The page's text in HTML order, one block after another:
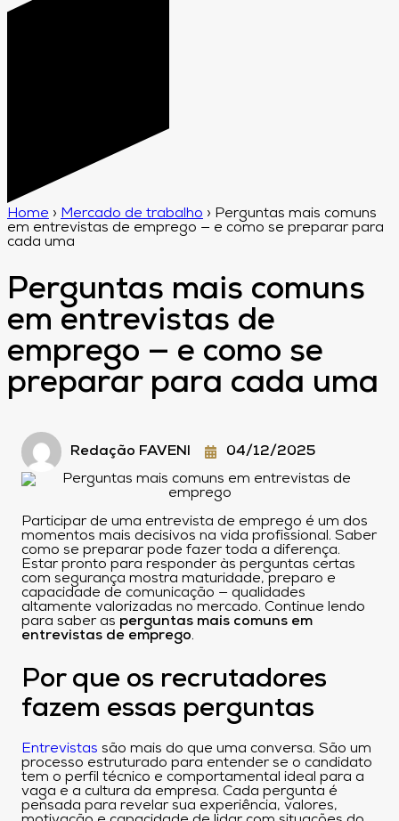
Home › Mercado de trabalho › Perguntas mais comuns
em entrevistas de emprego — e como se preparar para
cada uma
Perguntas mais comuns
em entrevistas de
emprego — e como se
preparar para cada uma
Redação FAVENI 04/12/2025
Participar de uma entrevista de emprego é um dos
momentos mais decisivos na vida profissional. Saber
como se preparar pode fazer toda a diferença.
Estar pronto para responder às perguntas certas
com segurança mostra maturidade, preparo e
capacidade de comunicação — qualidades
altamente valorizadas no mercado. Continue lendo
para saber as perguntas mais comuns em
entrevistas de emprego.
Por que os recrutadores
fazem essas perguntas
Entrevistas são mais do que uma conversa. São um
processo estruturado para entender se o candidato
tem o perfil técnico e comportamental ideal para a
vaga e a cultura da empresa. Cada pergunta é
pensada para revelar sua experiência, valores,